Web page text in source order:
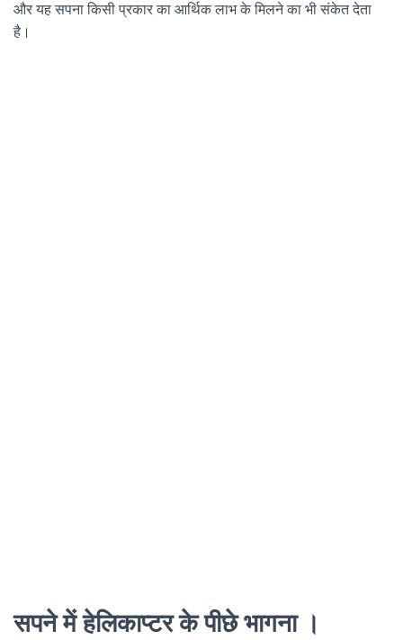
और यह सपना किसी प्रकार का आर्थिक लाभ के मिलने का भी संकेत देता
है।
सपने में हेलिकाप्टर के पीछे भागना ।